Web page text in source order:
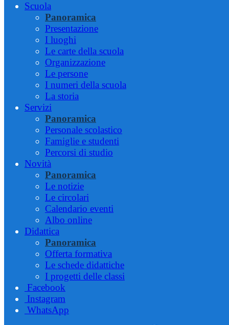
Scuola
Panoramica
Presentazione
I luoghi
Le carte della scuola
Organizzazione
Le persone
I numeri della scuola
La storia
Servizi
Panoramica
Personale scolastico
Famiglie e studenti
Percorsi di studio
Novità
Panoramica
Le notizie
Le circolari
Calendario eventi
Albo online
Didattica
Panoramica
Offerta formativa
Le schede didattiche
I progetti delle classi
Facebook
Instagram
WhatsApp